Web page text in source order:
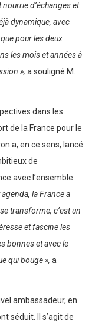
d’échanges et
dynamique, avec
pour les deux
les mois et années à
», a souligné M.
dans les
de la France pour le
a, en ce sens, lancé
de
avec l’ensemble
la France a
transforme, c’est un
et fascine les
bonnes et avec le
qui bouge », a
ambassadeur, en
séduit. Il s’agit de